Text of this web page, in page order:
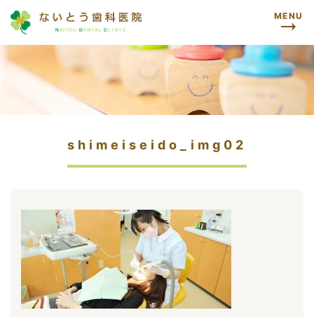
MENU
shimeiseido_img02